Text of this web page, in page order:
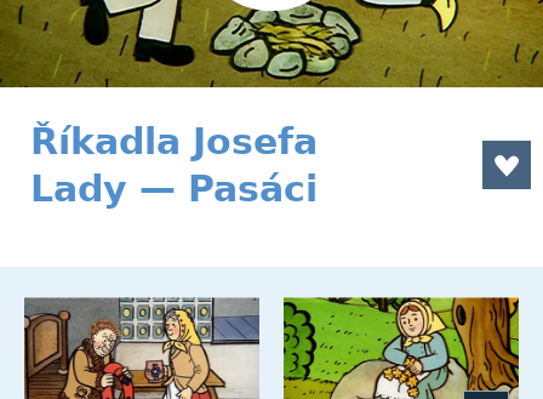
Říkadla Josefa
Lady — Pasáci